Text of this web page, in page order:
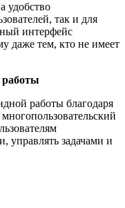
удобство
так и для
интерфейс
даже тем, кто не имеет
работы
работы благодаря
управлять задачами и